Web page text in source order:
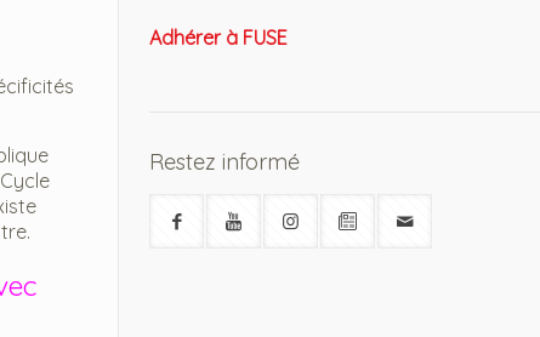
Adhérer à FUSE
Restez informé